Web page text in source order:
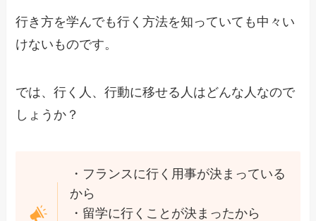
行き方を学んでも行く方法を知っていても中々い
けないものです。
では、行く人、行動に移せる人はどんな人なので
しょうか？
・フランスに行く用事が決まっている
から
・留学に行くことが決まったから